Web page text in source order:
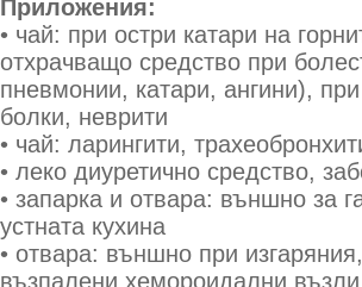
Приложения:
• чай: при остри катари на
отхрачващо средство при
пневмонии, катари, ангини),
болки, неврити
• чай: ларингити,
• леко диуретично средство,
• запарка и отвара: външно за
устната кухина
• отвара: външно при
възпалени хемороидални възли